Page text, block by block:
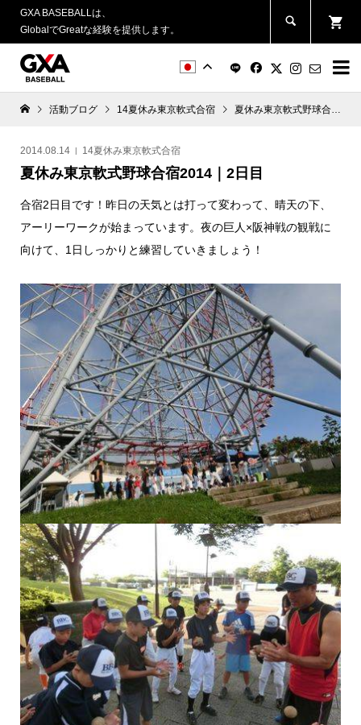
GXA BASEBALLは、
GlobalでGreatな経験を提供します。


活動ブログ 14夏休み東京軟式合宿 夏休み東京軟式野球合宿2014｜2日目
2014.08.14 14夏休み東京軟式合宿
夏休み東京軟式野球合宿2014｜2日目
合宿2日目です！昨日の天気とは打って変わって、晴天の下、
アーリーワークが始まっています。夜の巨人×阪神戦の観戦に
向けて、1日しっかりと練習していきましょう！